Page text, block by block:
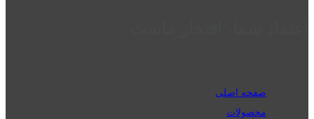
صفحه اصلی
محصولات